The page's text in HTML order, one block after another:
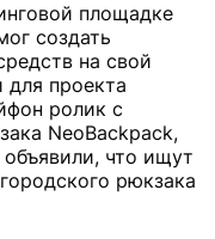
площадке
создать
на свой
проекта
ролик с
NeoBackpack,
что ищут
рюкзака